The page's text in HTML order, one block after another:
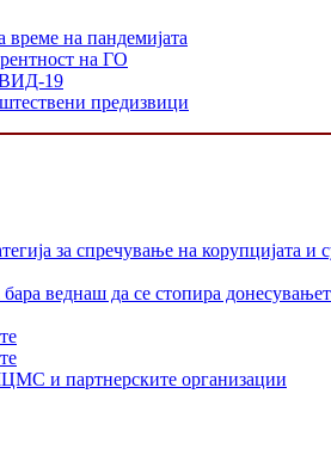
време на пандемијата
на ГО
19
предизвици
за спречување на корупцијата
веднаш да се стопира
и партнерските организации